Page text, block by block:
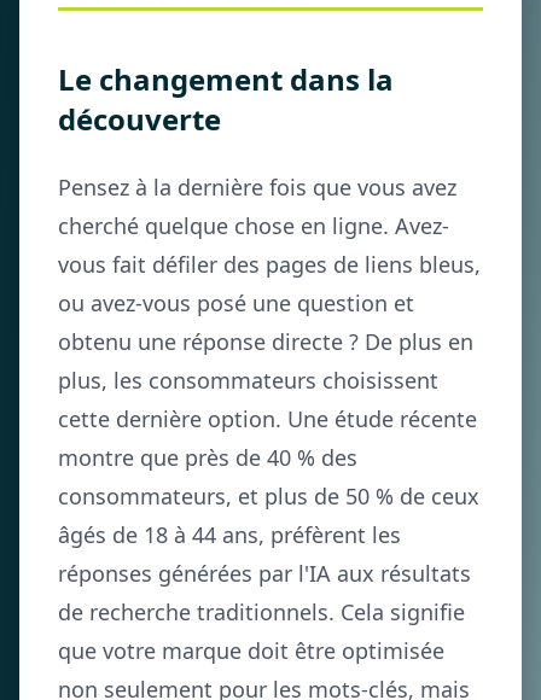
Le changement dans la
découverte
Pensez à la dernière fois que vous avez
cherché quelque chose en ligne. Avez-
vous fait défiler des pages de liens bleus,
ou avez-vous posé une question et
obtenu une réponse directe ? De plus en
plus, les consommateurs choisissent
cette dernière option. Une étude récente
montre que près de 40 % des
consommateurs, et plus de 50 % de ceux
âgés de 18 à 44 ans, préfèrent les
réponses générées par l'IA aux résultats
de recherche traditionnels. Cela signifie
que votre marque doit être optimisée
non seulement pour les mots-clés, mais